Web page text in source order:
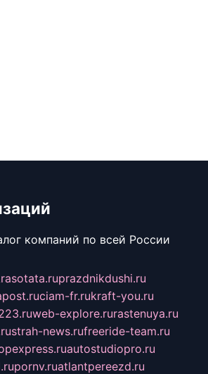
компаний по всей России
prazdnikdushi.ru
ciam-fr.rukraft-you.ru
web-explore.rurastenuya.ru
strah-news.rufreeride-team.ru
autostudiopro.ru
pornv.ruatlantpereezd.ru